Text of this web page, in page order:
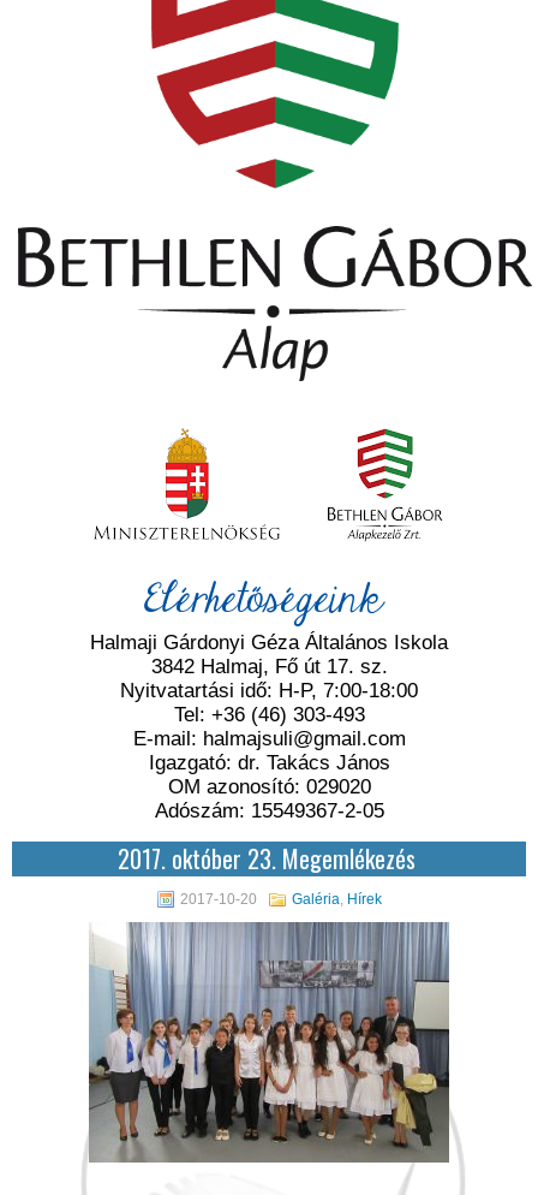
Elérhetőségeink
Halmaji Gárdonyi Géza Általános Iskola
3842 Halmaj, Fő út 17. sz.
Nyitvatartási idő: H-P, 7:00-18:00
Tel: +36 (46) 303-493
E-mail: halmajsuli@gmail.com
Igazgató: dr. Takács János
OM azonosító: 029020
Adószám: 15549367-2-05
2017. október 23. Megemlékezés
2017-10-20 Galéria Hírek